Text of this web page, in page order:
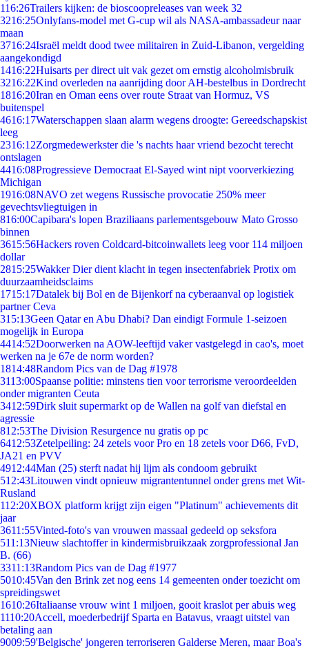
116:26Trailers kijken: de bioscoopreleases van week 32
3216:25Onlyfans-model met G-cup wil als NASA-ambassadeur naar
maan
3716:24Israël meldt dood twee militairen in Zuid-Libanon, vergelding
aangekondigd
1416:22Huisarts per direct uit vak gezet om ernstig alcoholmisbruik
3216:22Kind overleden na aanrijding door AH-bestelbus in Dordrecht
1816:20Iran en Oman eens over route Straat van Hormuz, VS
buitenspel
4616:17Waterschappen slaan alarm wegens droogte: Gereedschapskist
leeg
2316:12Zorgmedewerkster die 's nachts haar vriend bezocht terecht
ontslagen
4416:08Progressieve Democraat El-Sayed wint nipt voorverkiezing
Michigan
1916:08NAVO zet wegens Russische provocatie 250% meer
gevechtsvliegtuigen in
816:00Capibara's lopen Braziliaans parlementsgebouw Mato Grosso
binnen
3615:56Hackers roven Coldcard-bitcoinwallets leeg voor 114 miljoen
dollar
2815:25Wakker Dier dient klacht in tegen insectenfabriek Protix om
duurzaamheidsclaims
1715:17Datalek bij Bol en de Bijenkorf na cyberaanval op logistiek
partner Ceva
315:13Geen Qatar en Abu Dhabi? Dan eindigt Formule 1-seizoen
mogelijk in Europa
4414:52Doorwerken na AOW-leeftijd vaker vastgelegd in cao's, moet
werken na je 67e de norm worden?
1814:48Random Pics van de Dag #1978
3113:00Spaanse politie: minstens tien voor terrorisme veroordeelden
onder migranten Ceuta
3412:59Dirk sluit supermarkt op de Wallen na golf van diefstal en
agressie
812:53The Division Resurgence nu gratis op pc
6412:53Zetelpeiling: 24 zetels voor Pro en 18 zetels voor D66, FvD,
JA21 en PVV
4912:44Man (25) sterft nadat hij lijm als condoom gebruikt
512:43Litouwen vindt opnieuw migrantentunnel onder grens met Wit-
Rusland
112:20XBOX platform krijgt zijn eigen "Platinum" achievements dit
jaar
3611:55Vinted-foto's van vrouwen massaal gedeeld op seksfora
511:13Nieuw slachtoffer in kindermisbruikzaak zorgprofessional Jan
B. (66)
3311:13Random Pics van de Dag #1977
5010:45Van den Brink zet nog eens 14 gemeenten onder toezicht om
spreidingswet
1610:26Italiaanse vrouw wint 1 miljoen, gooit kraslot per abuis weg
1110:20Accell, moederbedrijf Sparta en Batavus, vraagt uitstel van
betaling aan
9009:59'Belgische' jongeren terroriseren Galderse Meren, maar Boa's